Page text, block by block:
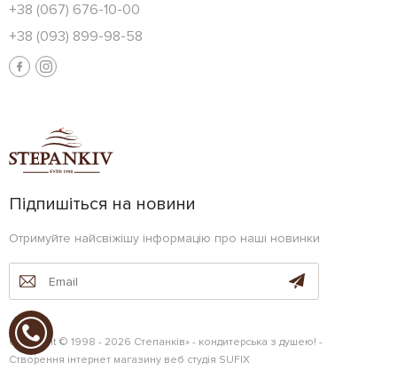
+38 (067) 676-10-00
+38 (093) 899-98-58
Підпишіться на новини
Отримуйте найсвіжішу інформацію про наші новинки
Copyright © 1998 - 2026 Степанків» - кондитерська з душею! -
Створення інтернет магазину веб студія SUFIX